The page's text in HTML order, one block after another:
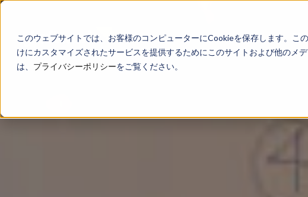
このウェブサイトでは、お客様のコンピューターにCookieを保存します。こ
けにカスタマイズされたサービスを提供するためにこのサイトおよび他のメ
は、 プライバシーポリシーをご覧ください。